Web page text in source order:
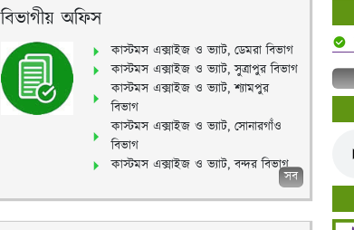
বিভাগীয় অফিস
কাস্টমস এক্সাইজ ও ভ্যাট, ডেমরা বিভাগ
কাস্টমস এক্সাইজ ও ভ্যাট, সুত্রাপুর বিভাগ
কাস্টমস এক্সাইজ ও ভ্যাট, শ্যামপুর
বিভাগ
কাস্টমস এক্সাইজ ও ভ্যাট, সোনারগাঁও
বিভাগ
কাস্টমস এক্সাইজ ও ভ্যাট, বন্দর বিভাগ
সব